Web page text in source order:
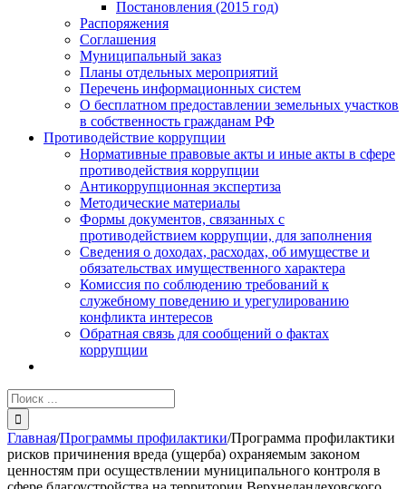
Постановления (2015 год)
Распоряжения
Соглашения
Муниципальный заказ
Планы отдельных мероприятий
Перечень информационных систем
О бесплатном предоставлении земельных участков
в собственность гражданам РФ
Противодействие коррупции
Нормативные правовые акты и иные акты в сфере
противодействия коррупции
Антикоррупционная экспертиза
Методические материалы
Формы документов, связанных с
противодействием коррупции, для заполнения
Сведения о доходах, расходах, об имуществе и
обязательствах имущественного характера
Комиссия по соблюдению требований к
служебному поведению и урегулированию
конфликта интересов
Обратная связь для сообщений о фактах
коррупции
Результат
поиска:
Главная/Программы профилактики/Программа профилактики
рисков причинения вреда (ущерба) охраняемым законом
ценностям при осуществлении муниципального контроля в